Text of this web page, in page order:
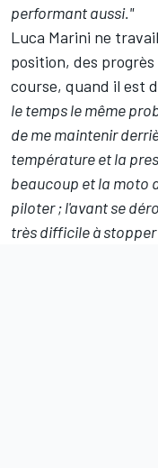
performant aussi."
Luca Marini ne
position, des
course, quand il est
le temps le même
de me maintenir
température et la
beaucoup et la moto
piloter ; l'avant se
très difficile à